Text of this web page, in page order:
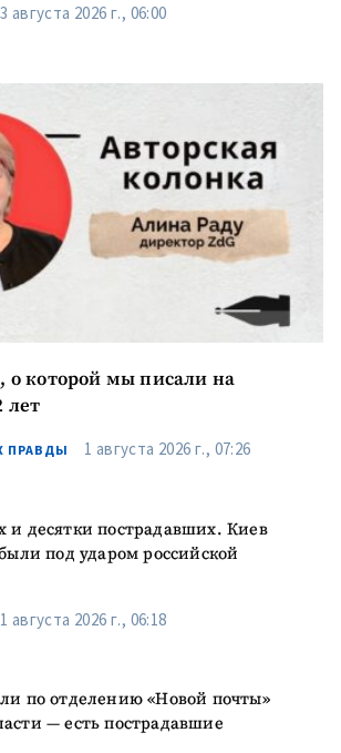
3 августа 2026 г., 06:00
о которой мы писали на
лет
ПРАВДЫ 1 августа 2026 г., 07:26
и десятки пострадавших. Киев
под ударом российской
1 августа 2026 г., 06:18
по отделению «Новой почты»
— есть пострадавшие
и согласен(на)
НОВОСТЬ